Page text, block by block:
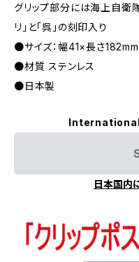
グリップ部分には海上自衛
リ」と「呉」の刻印入り
●サイズ：幅41×長さ
●材質 ステンレス
●日本製
日本国内